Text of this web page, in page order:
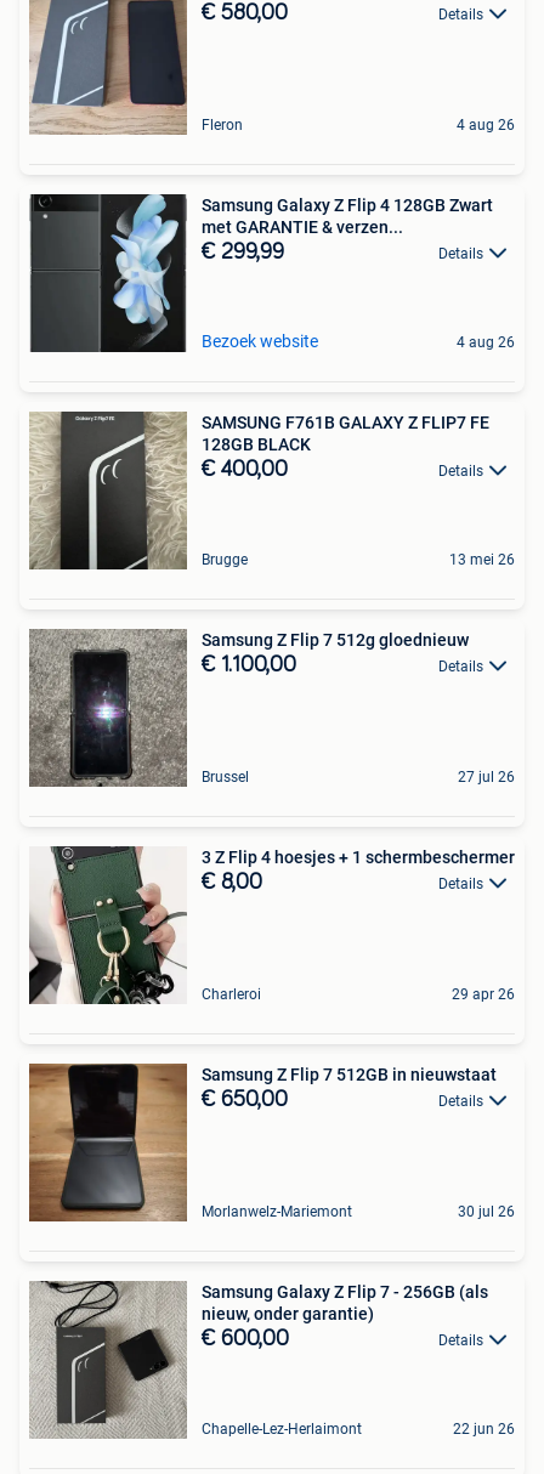
€ 580,00 Details
Fleron 4 aug 26
Samsung Galaxy Z Flip 4 128GB Zwart
met GARANTIE & verzen...
€ 299,99 Details
Bezoek website 4 aug 26
SAMSUNG F761B GALAXY Z FLIP7 FE
128GB BLACK
€ 400,00 Details
Brugge 13 mei 26
Samsung Z Flip 7 512g gloednieuw
€ 1.100,00 Details
Brussel 27 jul 26
3 Z Flip 4 hoesjes + 1 schermbeschermer
€ 8,00 Details
Charleroi 29 apr 26
Samsung Z Flip 7 512GB in nieuwstaat
€ 650,00 Details
Morlanwelz-Mariemont 30 jul 26
Samsung Galaxy Z Flip 7 - 256GB (als
nieuw, onder garantie)
€ 600,00 Details
Chapelle-Lez-Herlaimont 22 jun 26